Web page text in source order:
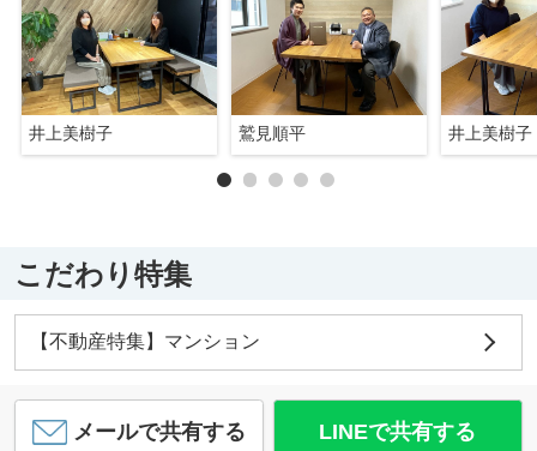
井上美樹子 鷲見順平 井上美樹子
こだわり特集
【不動産特集】マンション
メールで共有する LINEで共有する